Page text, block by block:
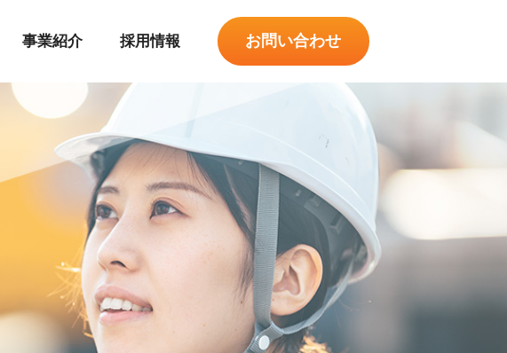
事業紹介 採用情報 お問い合わせ